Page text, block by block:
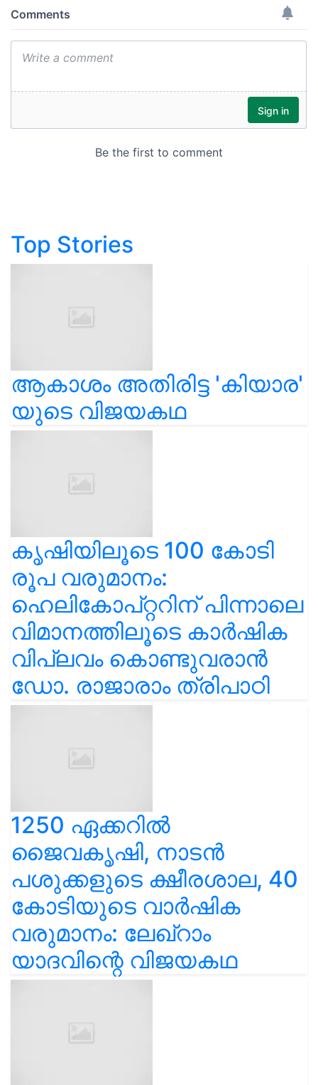
Top Stories
ആകാശം അതിരിട്ട 'കിയാര'
യുടെ വിജയകഥ
കൃഷിയിലൂടെ 100 കോടി
രൂപ വരുമാനം:
ഹെലികോപ്റ്ററിന് പിന്നാലെ
വിമാനത്തിലൂടെ കാർഷിക
വിപ്ലവം കൊണ്ടുവരാൻ
ഡോ. രാജാരാം ത്രിപാഠി
1250 ഏക്കറിൽ
ജൈവകൃഷി, നാടൻ
പശുക്കളുടെ ക്ഷീരശാല, 40
കോടിയുടെ വാർഷിക
വരുമാനം: ലേഖ്‌റാം
യാദവിന്റെ വിജയകഥ